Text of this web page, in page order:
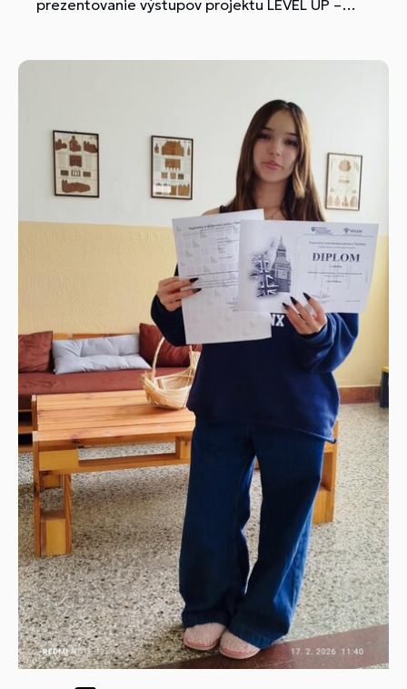
prezentovanie výstupov projektu LEVEL UP –
zložení Rebeka Sulová, Natália Tomanová,
Natália Šimová a Adriana Blažeková sa s
nadšením a odhodlaním pustil do práce a
výsledkom ich úsilia je nový čitateľský kútik.
Vďaka ...